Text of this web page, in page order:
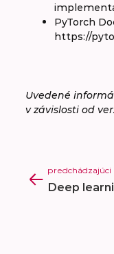
PyTorch
https://
Uvedené
v závislosti od
Deep